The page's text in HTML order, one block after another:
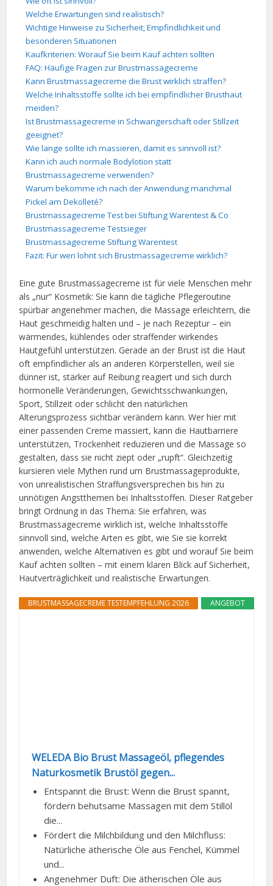
Welche Erwartungen sind realistisch?
Wichtige Hinweise zu Sicherheit, Empfindlichkeit und
besonderen Situationen
Kaufkriterien: Worauf Sie beim Kauf achten sollten
FAQ: Häufige Fragen zur Brustmassagecreme
Kann Brustmassagecreme die Brust wirklich straffen?
Welche Inhaltsstoffe sollte ich bei empfindlicher Brusthaut
meiden?
Ist Brustmassagecreme in Schwangerschaft oder Stillzeit
geeignet?
Wie lange sollte ich massieren, damit es sinnvoll ist?
Kann ich auch normale Bodylotion statt
Brustmassagecreme verwenden?
Warum bekomme ich nach der Anwendung manchmal
Pickel am Dekolleté?
Brustmassagecreme Test bei Stiftung Warentest & Co
Brustmassagecreme Testsieger
Brustmassagecreme Stiftung Warentest
Fazit: Für wen lohnt sich Brustmassagecreme wirklich?
Eine gute Brustmassagecreme ist für viele Menschen mehr
als „nur“ Kosmetik: Sie kann die tägliche Pflegeroutine
spürbar angenehmer machen, die Massage erleichtern, die
Haut geschmeidig halten und – je nach Rezeptur – ein
wärmendes, kühlendes oder straffender wirkendes
Hautgefühl unterstützen. Gerade an der Brust ist die Haut
oft empfindlicher als an anderen Körperstellen, weil sie
dünner ist, stärker auf Reibung reagiert und sich durch
hormonelle Veränderungen, Gewichtsschwankungen,
Sport, Stillzeit oder schlicht den natürlichen
Alterungsprozess sichtbar verändern kann. Wer hier mit
einer passenden Creme massiert, kann die Hautbarriere
unterstützen, Trockenheit reduzieren und die Massage so
gestalten, dass sie nicht ziept oder „rupft“. Gleichzeitig
kursieren viele Mythen rund um Brustmassageprodukte,
von unrealistischen Straffungsversprechen bis hin zu
unnötigen Angstthemen bei Inhaltsstoffen. Dieser Ratgeber
bringt Ordnung in das Thema: Sie erfahren, was
Brustmassagecreme wirklich ist, welche Inhaltsstoffe
sinnvoll sind, welche Arten es gibt, wie Sie sie korrekt
anwenden, welche Alternativen es gibt und worauf Sie beim
Kauf achten sollten – mit einem klaren Blick auf Sicherheit,
Hautverträglichkeit und realistische Erwartungen.
ANGEBOT
BRUSTMASSAGECREME TESTEMPFEHLUNG 2026
WELEDA Bio Brust Massageöl, pflegendes
Naturkosmetik Brustöl gegen...
Entspannt die Brust: Wenn die Brust spannt,
fördern behutsame Massagen mit dem Stillöl
die...
Fördert die Milchbildung und den Milchfluss:
Natürliche ätherische Öle aus Fenchel, Kümmel
und...
Angenehmer Duft: Die ätherischen Öle aus